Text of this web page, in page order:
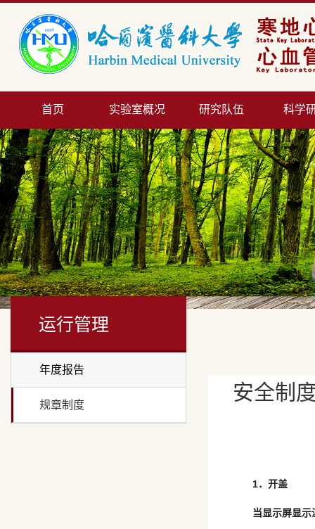
首页 实验室概况 研究队伍 科学
运行管理
年度报告
规章制度
安全制
1．开盖
当显示屏显示